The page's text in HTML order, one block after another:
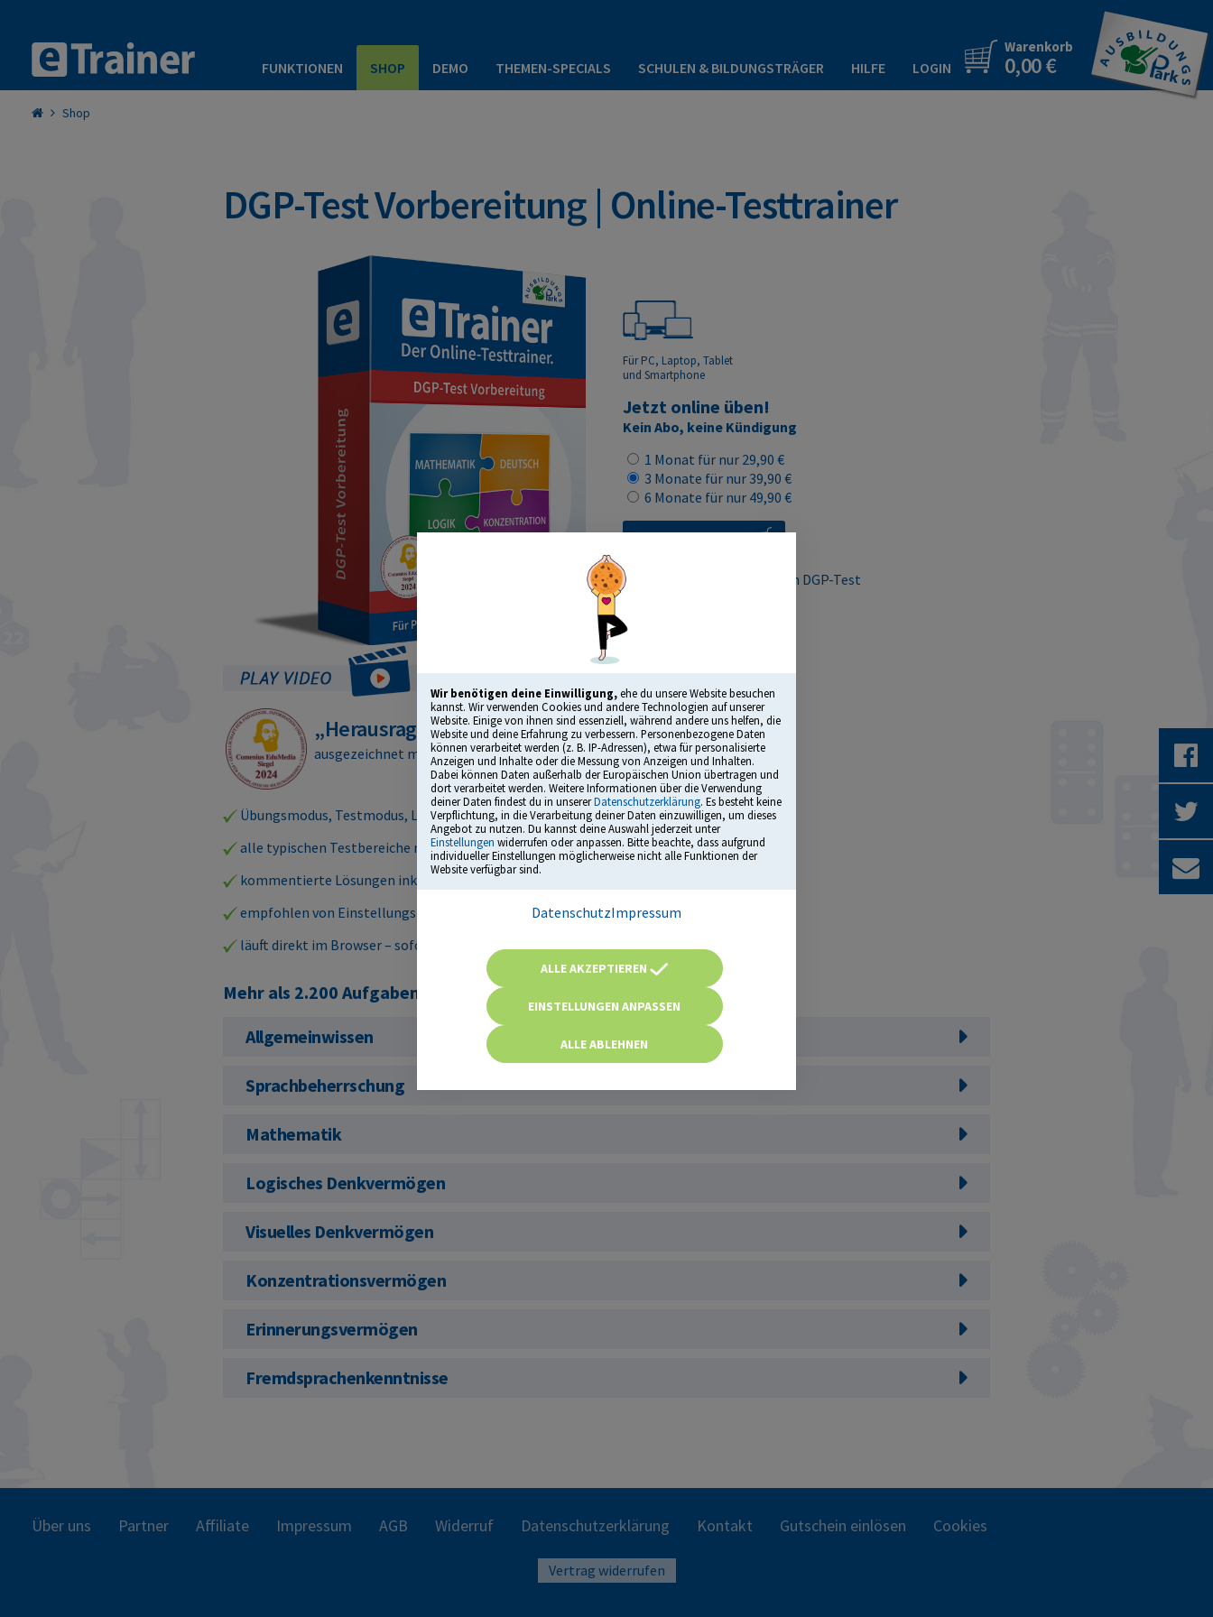
Wir benötigen deine Einwilligung,ehe du unsere Website besuchen
kannst. Wir verwenden Cookies und andere Technologien auf unserer
Website. Einige von ihnen sind essenziell, während andere uns helfen, die
Website und deine Erfahrung zu verbessern. Personenbezogene Daten
können verarbeitet werden (z. B. IP-Adressen), etwa für personalisierte
Anzeigen und Inhalte oder die Messung von Anzeigen und Inhalten.
Dabei können Daten außerhalb der Europäischen Union übertragen und
dort verarbeitet werden. Weitere Informationen über die Verwendung
deiner Daten findest du in unsererDatenschutzerklärung. Es besteht keine
Verpflichtung, in die Verarbeitung deiner Daten einzuwilligen, um dieses
Angebot zu nutzen. Du kannst deine Auswahl jederzeit unter
Einstellungen widerrufen oder anpassen. Bitte beachte, dass aufgrund
individueller Einstellungen möglicherweise nicht alle Funktionen der
Website verfügbar sind.
DatenschutzImpressum
ALLE AKZEPTIEREN
EINSTELLUNGEN ANPASSEN
ALLE ABLEHNEN
FUNKTIONEN SHOP DEMO THEMEN-SPECIALS SCHULEN & BILDUNGSTRÄGER HILFE LOGIN
Warenkorb
0,00 €
Shop
DGP-Test Vorbereitung | Online-Testtrainer
Für PC, Laptop, Tablet
und Smartphone
Jetzt online üben!
Kein Abo, keine Kündigung
1 Monat für nur 29,90 €
3 Monate für nur 39,90 €
6 Monate für nur 49,90 €
Lizenz kaufen
Online-Vorbereitung auf den DGP-Test
„Herausragendes Bildungsmedium“
ausgezeichnet mit dem Comenius Award
Übungsmodus, Testmodus, Leistungsanalyse und mehr
alle typischen Testbereiche mit vielen Originalfragen
kommentierte Lösungen inklusive Tipps und Tricks
empfohlen von Einstellungsberatern und Personalverantwortlichen
läuft direkt im Browser – sofort startklar
Mehr als 2.200 Aufgaben in ...
Allgemeinwissen
Sprachbeherrschung
Mathematik
Logisches Denkvermögen
Visuelles Denkvermögen
Konzentrationsvermögen
Erinnerungsvermögen
Fremdsprachenkenntnisse
Über uns Partner Affiliate Impressum AGB Widerruf Datenschutzerklärung Kontakt Gutschein einlösen Cookies
Vertrag widerrufen